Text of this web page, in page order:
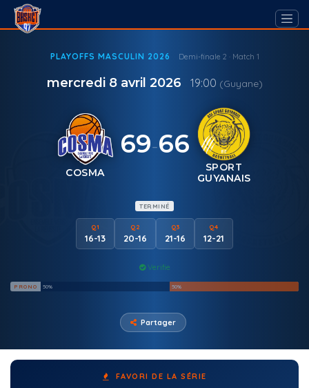
PLAYOFFS MASCULIN 2026 Demi-finale 2 · Match 1
mercredi 8 avril 2026 19:00 (Guyane)
COSMA
69-66
SPORT
GUYANAIS
TERMINÉ
Q1
16-13
Q2
20-16
Q3
21-16
Q4
12-21
Verifie
PRONO 50% 50%
Partager
FAVORI DE LA SÉRIE